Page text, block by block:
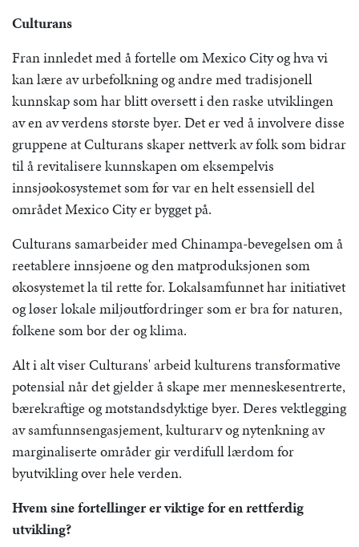
Culturans
Fran innledet med å fortelle om Mexico City og hva vi
kan lære av urbefolkning og andre med tradisjonell
kunnskap som har blitt oversett i den raske utviklingen
av en av verdens største byer. Det er ved å involvere disse
gruppene at Culturans skaper nettverk av folk som bidrar
til å revitalisere kunnskapen om eksempelvis
innsjøøkosystemet som før var en helt essensiell del
området Mexico City er bygget på.
Culturans samarbeider med Chinampa-bevegelsen om å
reetablere innsjøene og den matproduksjonen som
økosystemet la til rette for. Lokalsamfunnet har initiativet
og løser lokale miljøutfordringer som er bra for naturen,
folkene som bor der og klima.
Alt i alt viser Culturans' arbeid kulturens transformative
potensial når det gjelder å skape mer menneskesentrerte,
bærekraftige og motstandsdyktige byer. Deres vektlegging
av samfunnsengasjement, kulturarv og nytenkning av
marginaliserte områder gir verdifull lærdom for
byutvikling over hele verden.
Hvem sine fortellinger er viktige for en rettferdig
utvikling?